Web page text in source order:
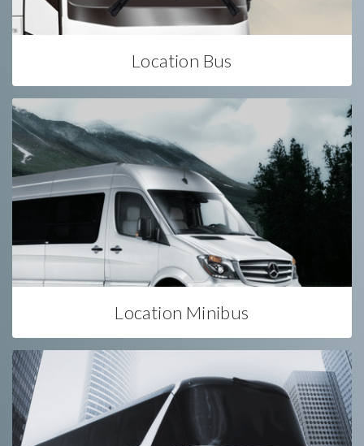
Location Bus
Location Minibus